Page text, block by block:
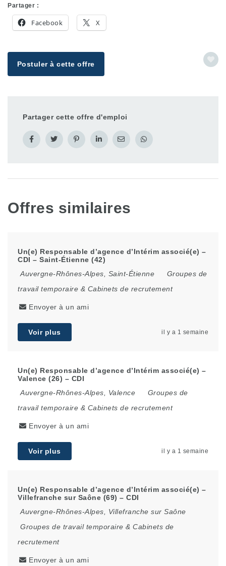
Partager :
Facebook X
Postuler à cette offre
Partager cette offre d'emploi
Offres similaires
Un(e) Responsable d’agence d’Intérim associé(e) –
CDI – Saint-Étienne (42)
Auvergne-Rhônes-Alpes, Saint-Étienne
Groupes de
travail temporaire & Cabinets de recrutement
Envoyer à un ami
Voir plus il y a 1 semaine
Un(e) Responsable d’agence d’Intérim associé(e) –
Valence (26) – CDI
Auvergne-Rhônes-Alpes, Valence
Groupes de
travail temporaire & Cabinets de recrutement
Envoyer à un ami
Voir plus il y a 1 semaine
Un(e) Responsable d’agence d’Intérim associé(e) –
Villefranche sur Saône (69) – CDI
Auvergne-Rhônes-Alpes, Villefranche sur Saône
Groupes de travail temporaire & Cabinets de
recrutement
Envoyer à un ami